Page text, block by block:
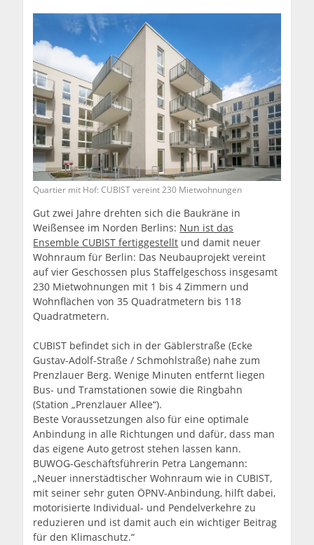
Quartier mit Hof: CUBIST vereint 230 Mietwohnungen
Gut zwei Jahre drehten sich die Baukräne in
Weißensee im Norden Berlins: Nun ist das
Ensemble CUBIST fertiggestellt und damit neuer
Wohnraum für Berlin: Das Neubauprojekt vereint
auf vier Geschossen plus Staffelgeschoss insgesamt
230 Mietwohnungen mit 1 bis 4 Zimmern und
Wohnflächen von 35 Quadratmetern bis 118
Quadratmetern.
CUBIST befindet sich in der Gäblerstraße (Ecke
Gustav-Adolf-Straße / Schmohlstraße) nahe zum
Prenzlauer Berg. Wenige Minuten entfernt liegen
Bus- und Tramstationen sowie die Ringbahn
(Station „Prenzlauer Allee“).
Beste Voraussetzungen also für eine optimale
Anbindung in alle Richtungen und dafür, dass man
das eigene Auto getrost stehen lassen kann.
BUWOG-Geschäftsführerin Petra Langemann:
„Neuer innerstädtischer Wohnraum wie in CUBIST,
mit seiner sehr guten ÖPNV-Anbindung, hilft dabei,
motorisierte Individual- und Pendelverkehre zu
reduzieren und ist damit auch ein wichtiger Beitrag
für den Klimaschutz.“